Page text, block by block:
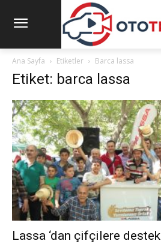
Ana Sayfa Etiketler Barca lassa
Etiket: barca lassa
Lassa ‘dan çifçilere destek